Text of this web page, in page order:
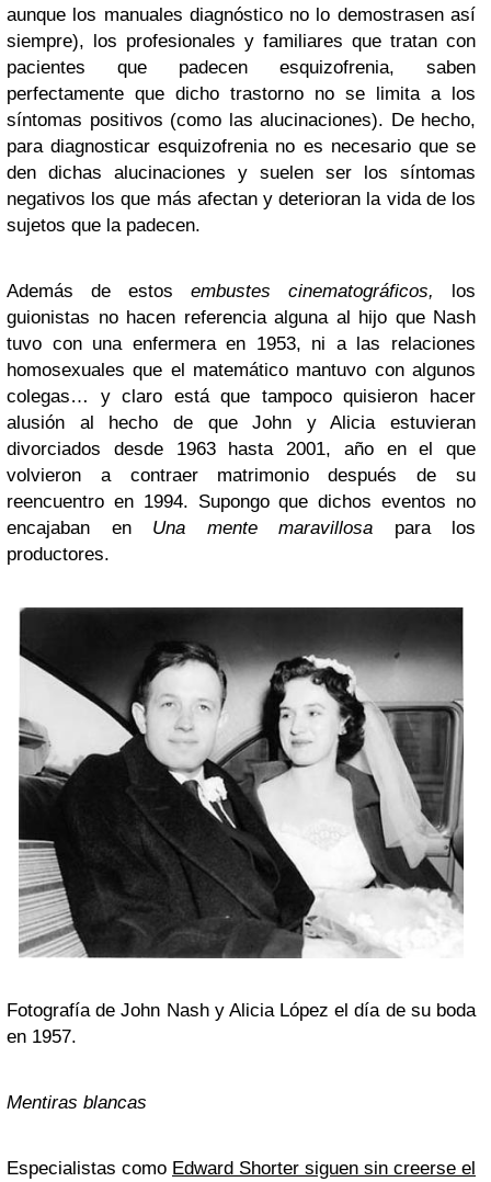
aunque los manuales diagnóstico no lo demostrasen así
siempre), los profesionales y familiares que tratan con
pacientes que padecen esquizofrenia, saben
perfectamente que dicho trastorno no se limita a los
síntomas positivos (como las alucinaciones). De hecho,
para diagnosticar esquizofrenia no es necesario que se
den dichas alucinaciones y suelen ser los síntomas
negativos los que más afectan y deterioran la vida de los
sujetos que la padecen.
Además de estos embustes cinematográficos, los
guionistas no hacen referencia alguna al hijo que Nash
tuvo con una enfermera en 1953, ni a las relaciones
homosexuales que el matemático mantuvo con algunos
colegas… y claro está que tampoco quisieron hacer
alusión al hecho de que John y Alicia estuvieran
divorciados desde 1963 hasta 2001, año en el que
volvieron a contraer matrimonio después de su
reencuentro en 1994. Supongo que dichos eventos no
encajaban en Una mente maravillosa para los
productores.
Fotografía de John Nash y Alicia López el día de su boda
en 1957.
Mentiras blancas
Especialistas como Edward Shorter siguen sin creerse el